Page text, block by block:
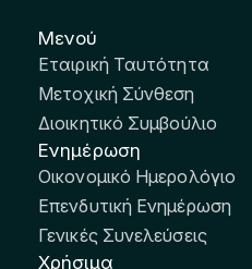
Μενού
Εταιρική Ταυτότητα
Μετοχική Σύνθεση
Διοικητικό Συμβούλιο
Ενημέρωση
Οικονομικό Ημερολόγιο
Επενδυτική Ενημέρωση
Γενικές Συνελεύσεις
Χρήσιμα